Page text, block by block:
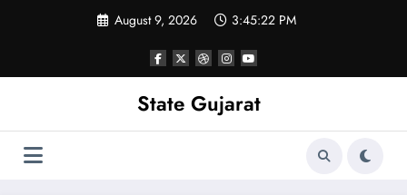
August 9, 2026 3:45:25 PM
State Gujarat